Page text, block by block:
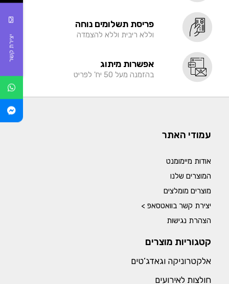
פריסת תשלומים נוחה
וללא ריבית וללא להצמדה
אפשרות מיתוג
בהזמנה מעל 50 יח' לפריט
עמודי האתר
אודות מיימומנט
המוצרים שלנו
מוצרים מומלצים
יצירת קשר בוואטסאפ >
הצהרת נגישות
קטגוריות מוצרים
אלקטרוניקה וגאדג’טים
חולצות לאירועים
יצירת קשר